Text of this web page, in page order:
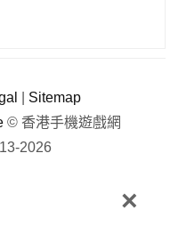
×
Sitemap
© 香港手機遊戲網
2026